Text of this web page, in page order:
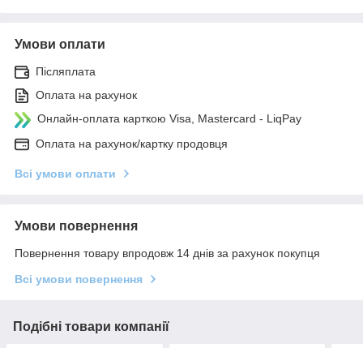
Умови оплати
Післяплата
Оплата на рахунок
Онлайн-оплата карткою Visa, Mastercard - LiqPay
Оплата на рахунок/картку продовця
Всі умови оплати
Умови повернення
Повернення товару впродовж 14 днів за рахунок покупця
Всі умови повернення
Подібні товари компанії